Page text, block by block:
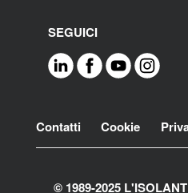
SEGUICI
Footer
Contatti Cookie
© 1989-2025